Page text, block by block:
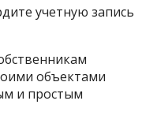
учетную запись
объектами
и простым